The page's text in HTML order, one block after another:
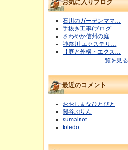
お気に入りブログ
石川のガーデンママ…
手抜き工事(ブログ…
さわやか信州の庭 …
神奈川 エクステリ…
【庭と外構・エクス…
一覧を見る
最近のコメント
おおしまなひとびと
関谷ぷりん
sumainet
toledo